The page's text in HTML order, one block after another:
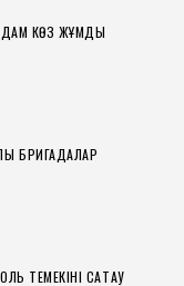
КӨЗ ЖҰМДЫ
БРИГАДАЛАР
ТЕМЕКІНІ САҚТАУ